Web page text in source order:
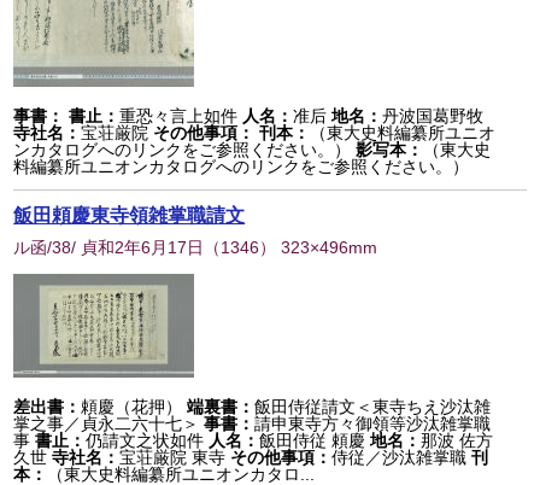
事書： 書止：重恐々言上如件 人名：准后 地名：丹波国葛野牧
寺社名：宝荘厳院 その他事項： 刊本：
（東大史料編纂所ユニオ
ンカタログへのリンクをご参照ください。）
影写本：
（東大史
料編纂所ユニオンカタログへのリンクをご参照ください。）
飯田頼慶東寺領雑掌職請文
ル函/38/ 貞和2年6月17日 （1346） 323×496mm
差出書： 頼慶（花押） 端裏書：飯田侍従請文＜東寺ちえ沙汰雑
掌之事／貞永二六十七＞ 事書：請申東寺方々御領等沙汰雑掌職
事書止：仍請文之状如件 人名：飯田侍従 頼慶 地名：那波 佐方
久世 寺社名：宝荘厳院 東寺 その他事項：侍従／沙汰雑掌職刊
本：
（東大史料編纂所ユニオンカタロ...